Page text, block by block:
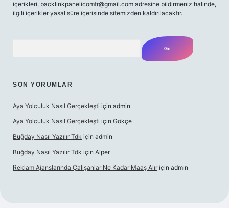
içerikleri, backlinkpanelicomtr@gmail.com adresine bildirmeniz halinde,
ilgili içerikler yasal süre içerisinde sitemizden kaldırılacaktır.
SON YORUMLAR
Aya Yolculuk Nasıl Gerçekleşti için admin
Aya Yolculuk Nasıl Gerçekleşti için Gökçe
Buğday Nasıl Yazılır Tdk için admin
Buğday Nasıl Yazılır Tdk için Alper
Reklam Ajanslarında Çalışanlar Ne Kadar Maaş Alır için admin